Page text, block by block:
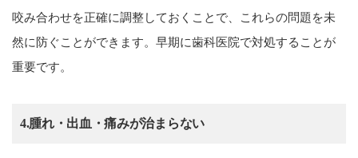
咬み合わせを正確に調整しておくことで、これらの問題を未
然に防ぐことができます。早期に歯科医院で対処することが
重要です。
4.腫れ・出血・痛みが治まらない